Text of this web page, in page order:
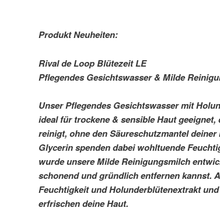
Produkt Neuheiten:
Rival de Loop Blütezeit LE
Pflegendes Gesichtswasser & Milde
Unser Pflegendes Gesichtswasser mit
ideal für trockene & sensible Haut
reinigt, ohne den Säureschutzmantel
Glycerin spenden dabei wohltuende
wurde unsere Milde Reinigungsmilch
schonend und gründlich entfernen kannst.
Feuchtigkeit und Holunderblütenextrakt
erfrischen deine Haut.